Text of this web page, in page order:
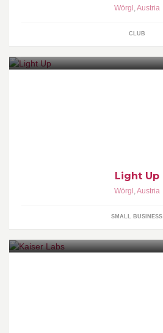
Wörgl ,Austria
CLUB
Light Up
Wörgl ,Austria
SMALL BUSINESS